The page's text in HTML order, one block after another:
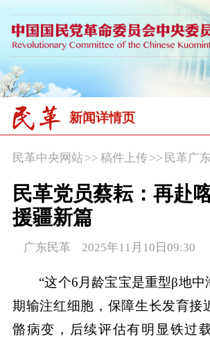
新闻详情页
民革中央网站>> 稿件上传 >> 民革广东
民革党员蔡耘：再赴
援疆新篇
广东民革 2025年11月10日09:30
“这个6月龄宝宝是重型β地中
期输注红细胞，保障生长发育接
骼病变，后续评估有明显铁过